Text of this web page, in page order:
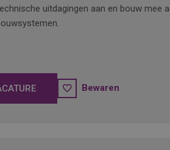
uitdagingen aan en bouw mee
Bewaren